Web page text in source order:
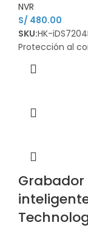
NVR
S/ 480.00
SKU:HK-
Protección al
Grabador